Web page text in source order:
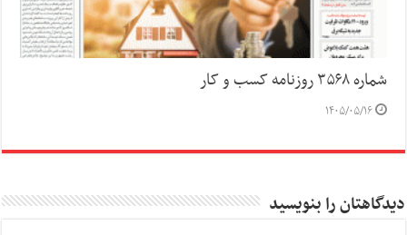
شماره ۳۵۶۸ روزنامه کسب و کار
۱۴۰۵/۰۵/۱۶
دیدگاهتان را بنویسید